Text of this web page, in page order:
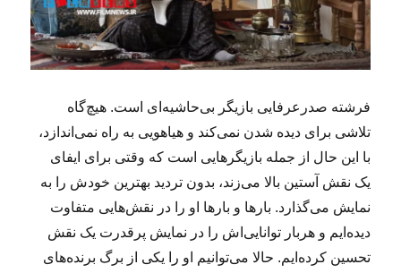
فرشته صدرعرفایی بازیگر بی‌حاشیه‌ای است. هیچ‌گاه
تلاشی برای دیده شدن نمی‌کند و هیاهویی به راه نمی‌اندازد،
با این حال از جمله بازیگرهایی است که وقتی برای ایفای
یک نقش آستین بالا می‌زند، بدون تردید بهترین خودش را به
نمایش می‌گذارد. بارها و بارها او را در نقش‌هایی متفاوت
دیده‌ایم و هربار توانایی‌اش را در نمایش پرقدرت یک نقش
تحسین کرده‌ایم. حالا می‌توانیم او را یکی از برگ برنده‌های